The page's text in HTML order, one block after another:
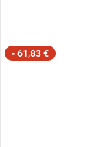
- 61,83 €